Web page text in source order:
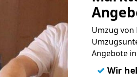
Umzug
Angebote
✓ Wir